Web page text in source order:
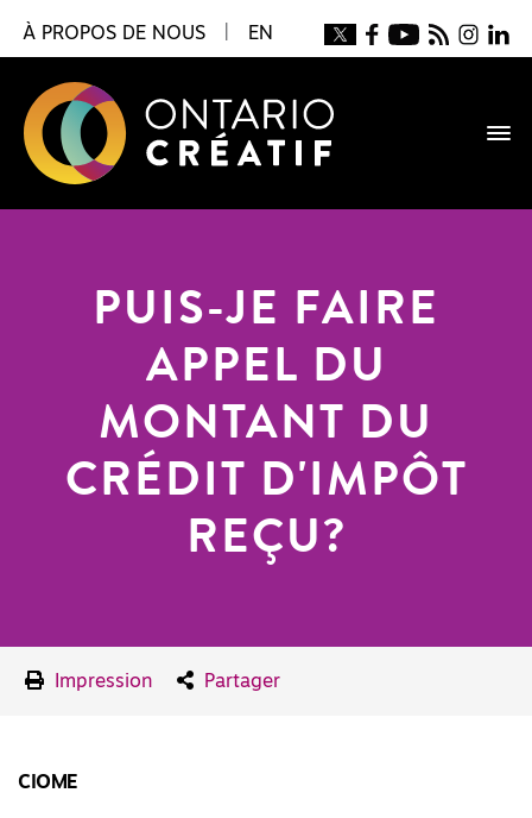
À PROPOS DE NOUS EN
PUIS-JE FAIRE
APPEL DU
MONTANT DU
CRÉDIT D'IMPÔT
REÇU?
Impression Partager
CIOME